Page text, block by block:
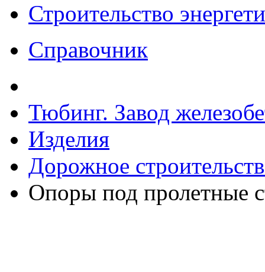
Строительство
Справочник
Тюбинг. Завод
Изделия
Дорожное
Опоры под пролетные